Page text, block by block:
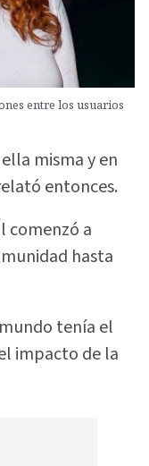
entre los usuarios
misma y en
entonces.
comenzó a
hasta
tenía el
impacto de la